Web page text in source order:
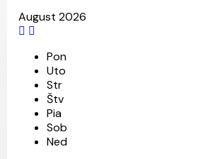
August 2026
Pon
Uto
Str
Štv
Pia
Sob
Ned